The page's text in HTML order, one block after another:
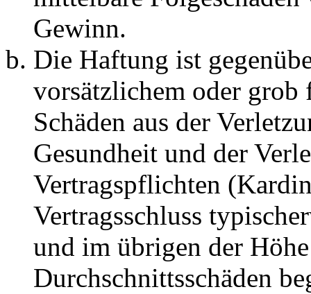
Gewinn.
Die Haftung ist
vorsätzlichem oder grob
Schäden aus der
Gesundheit und der
Vertragspflichten
Vertragsschluss
und im übrigen der
Durchschnittsschäden